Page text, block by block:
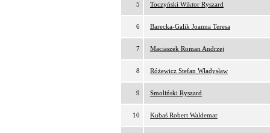
5 Toczyński Wiktor Ryszard
6 Barecka-Galik Joanna Teresa
7 Maciaszek Roman Andrzej
8 Różewicz Stefan Władysław
9 Smoliński Ryszard
10 Kubaś Robert Waldemar